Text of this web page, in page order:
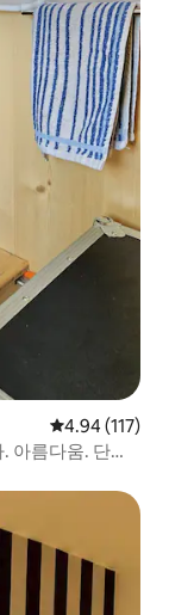
평점 4.94점(5
4.94 (117)
아름다움. 단순